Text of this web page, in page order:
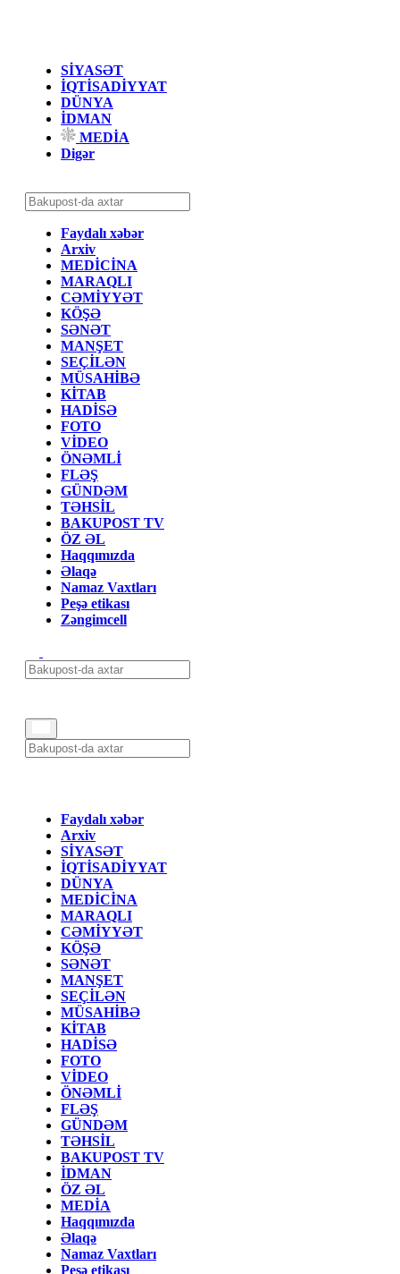
SİYASƏT
İQTİSADİYYAT
DÜNYA
İDMAN
MEDİA
Digər
Faydalı xəbər
Arxiv
MEDİCİNA
MARAQLI
CƏMİYYƏT
KÖŞƏ
SƏNƏT
MANŞET
SEÇİLƏN
MÜSAHİBƏ
KİTAB
HADİSƏ
FOTO
VİDEO
ÖNƏMLİ
FLƏŞ
GÜNDƏM
TƏHSİL
BAKUPOST TV
ÖZ ƏL
Haqqımızda
Əlaqə
Namaz Vaxtları
Peşə etikası
Zəngimcell
Faydalı xəbər
Arxiv
SİYASƏT
İQTİSADİYYAT
DÜNYA
MEDİCİNA
MARAQLI
CƏMİYYƏT
KÖŞƏ
SƏNƏT
MANŞET
SEÇİLƏN
MÜSAHİBƏ
KİTAB
HADİSƏ
FOTO
VİDEO
ÖNƏMLİ
FLƏŞ
GÜNDƏM
TƏHSİL
BAKUPOST TV
İDMAN
ÖZ ƏL
MEDİA
Haqqımızda
Əlaqə
Namaz Vaxtları
Peşə etikası